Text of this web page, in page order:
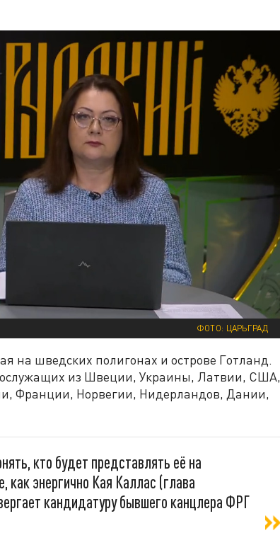
ФОТО: ЦАРЬГРАД
на шведских полигонах и острове Готланд.
из Швеции, Украины, Латвии, США,
Франции, Норвегии, Нидерландов, Дании,
кто будет представлять её на
как энергично Кая Каллас (глава
кандидатуру бывшего канцлера ФРГ